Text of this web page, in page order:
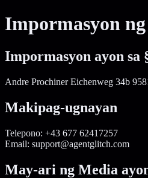
Impormasyon
Impormasyon ayon
Andre Prochiner Eichenweg 34b
Makipag-ugnayan
Telepono: +43 677 62417257
Email: support@agentglitch.com
May-ari ng Media